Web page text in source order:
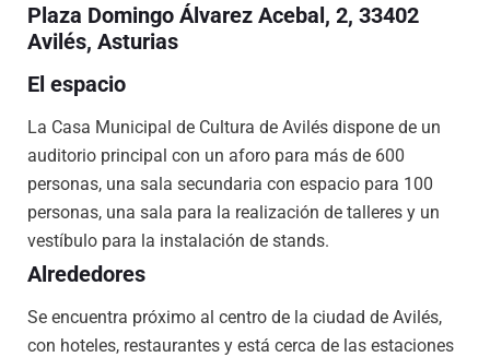
Plaza Domingo Álvarez Acebal, 2, 33402
Avilés, Asturias
El espacio
La Casa Municipal de Cultura de Avilés dispone de un
auditorio principal con un aforo para más de 600
personas, una sala secundaria con espacio para 100
personas, una sala para la realización de talleres y un
vestíbulo para la instalación de stands.
Alrededores
Se encuentra próximo al centro de la ciudad de Avilés,
con hoteles, restaurantes y está cerca de las estaciones